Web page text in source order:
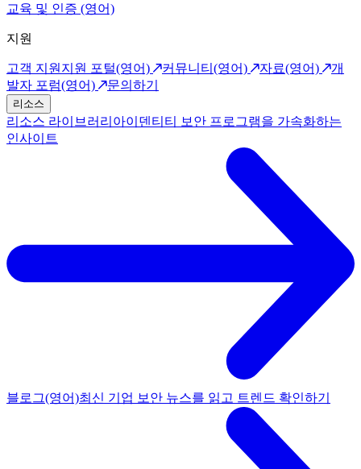
교육 및 인증 (영어)
지원
고객 지원 지원 포털(영어) 커뮤니티(영어) 자료(영어)
개
발자 포럼(영어)
문의하기
리소스
리소스 라이브러리 아이덴티티 보안 프로그램을 가속화하는
인사이트
블로그(영어)최신 기업 보안 뉴스를 읽고 트렌드 확인하기